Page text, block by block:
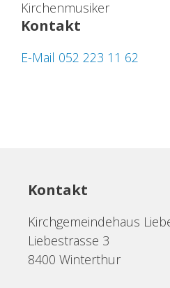
Kirchenmusiker
Kontakt
E-Mail 052 223 11 62
Kontakt
Kirchgemeindehaus
Liebestrasse 3
8400 Winterthur